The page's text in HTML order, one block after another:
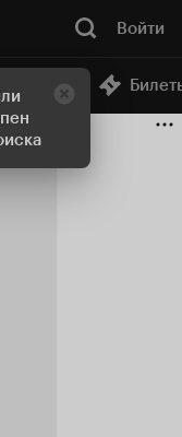
Войти